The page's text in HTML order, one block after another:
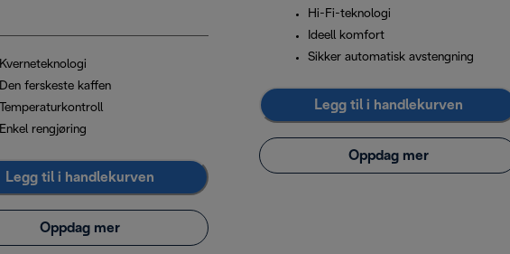
Kverneteknologi
Den ferskeste kaffen
Temperaturkontroll
Enkel rengjøring
Legg til i handlekurven
Oppdag mer
Hi-Fi-teknologi
Ideell komfort
Sikker automatisk avstengning
Legg til i handlekurven
Oppdag mer